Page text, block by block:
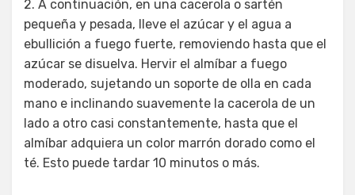
2. A continuación, en una cacerola o sartén
pequeña y pesada, lleve el azúcar y el agua a
ebullición a fuego fuerte, removiendo hasta que el
azúcar se disuelva. Hervir el almíbar a fuego
moderado, sujetando un soporte de olla en cada
mano e inclinando suavemente la cacerola de un
lado a otro casi constantemente, hasta que el
almíbar adquiera un color marrón dorado como el
té. Esto puede tardar 10 minutos o más.